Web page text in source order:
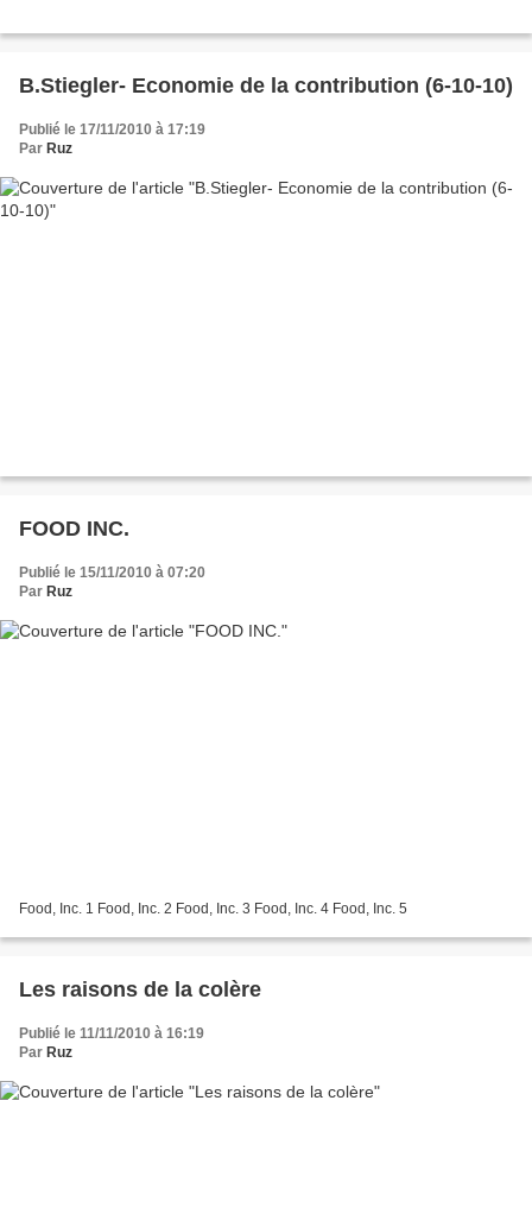
B.Stiegler- Economie de la contribution (6-10-10)
Publié le 17/11/2010 à 17:19
Par Ruz
FOOD INC.
Publié le 15/11/2010 à 07:20
Par Ruz
Food, Inc. 1 Food, Inc. 2 Food, Inc. 3 Food, Inc. 4 Food, Inc. 5
Les raisons de la colère
Publié le 11/11/2010 à 16:19
Par Ruz